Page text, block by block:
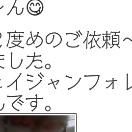
ん😋
度めのご依頼
た。
イジャンフォ
す。